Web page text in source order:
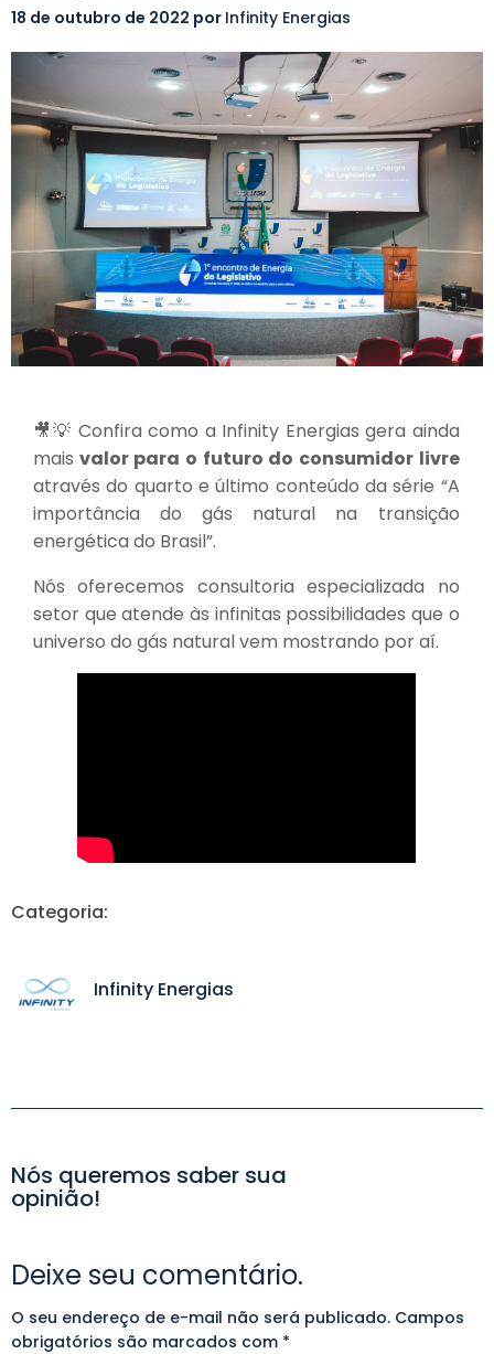
18 de outubro de 2022 por Infinity Energias
🎥💡 Confira como a Infinity Energias gera ainda
mais valor para o futuro do consumidor livre
através do quarto e último conteúdo da série “A
importância do gás natural na transição
energética do Brasil”.
Nós oferecemos consultoria especializada no
setor que atende às infinitas possibilidades que o
universo do gás natural vem mostrando por aí.
Categoria:
Infinity Energias
Nós queremos saber sua
opinião!
Deixe seu comentário.
O seu endereço de e-mail não será publicado. Campos
obrigatórios são marcados com *
Alternative: